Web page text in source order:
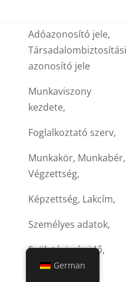
Adóazonosító jele,
Társadalombiztosítási
azonosító jele
Munkaviszony
kezdete,
Foglalkoztató szerv,
Munkakör, Munkabér,
Végzettség,
Képzettség, Lakcím,
Személyes adatok,
Születési név idő,
German